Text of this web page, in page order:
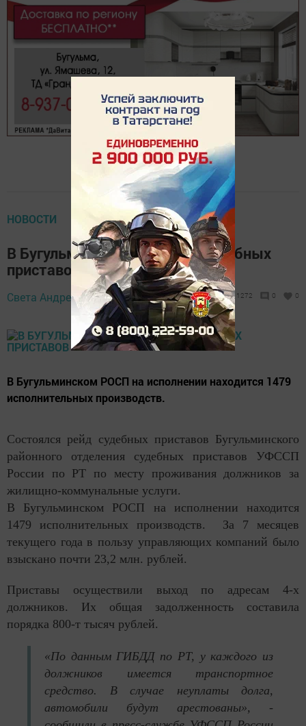
НОВОСТИ
В Бугульме состоялся рейд судебных
приставов
Света Андреева, 12 августа 2022 - 11:06 1272 0 0
В Бугульминском РОСП на исполнении находится 1479
исполнительных производств.
Состоялся рейд судебных приставов Бугульминского
районного отделения судебных приставов УФССП
России по РТ по месту проживания должников за
жилищно-коммунальные услуги.
В Бугульминском РОСП на исполнении находится
1479 исполнительных производств. За 7 месяцев
текущего года в пользу управляющих компаний было
взыскано почти 23,2 млн. рублей.
Приставы осуществили выход по адресам 4-х
должников. Их общая задолженность составила
порядка 800-т тысяч рублей.
«По данным ГИБДД по РТ, у каждого из
должников имеется транспортное
средство. В случае неуплаты долга,
автомобили будут арестованы», -